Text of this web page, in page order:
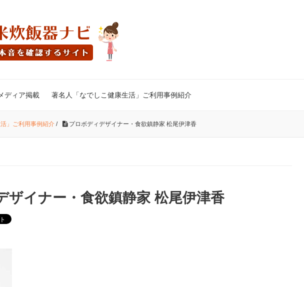
メディア掲載 著名人「なでしこ健康生活」ご利用事例紹介
」ご利用事例紹介 / プロボディデザイナー・食欲鎮静家 松尾伊津香
ザイナー・食欲鎮静家 松尾伊津香